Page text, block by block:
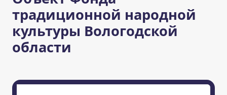
традиционной народной
культуры Вологодской
области